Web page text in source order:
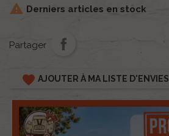
 Derniers articles en stock
Partager
favorite AJOUTER À MA LISTE D'ENVIES